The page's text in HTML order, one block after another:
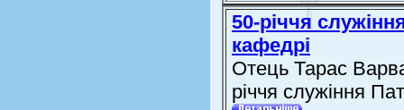
50-річчя
кафедрі
Отець Тарас
річчя служіння